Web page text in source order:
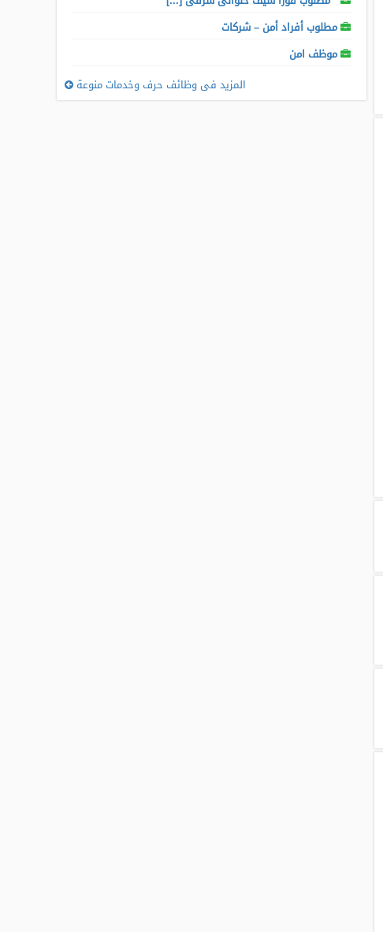
مطلوب أفراد أمن – شركات
موظف امن
المزيد فى وظائف حرف وخدمات منوعة